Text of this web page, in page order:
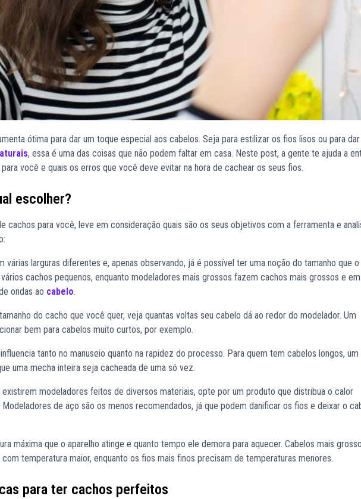
ótima para dar um toque especial aos cabelos. Seja para estilizar os fios lisos ou para
, essa é uma das coisas que não podem faltar em casa. Neste post, a gente te ajuda a
você e quais os erros que você deve evitar na hora de cachear os seus fios.
escolher?
cachos para você, leve em consideração quais são os seus objetivos com a ferramenta e
várias larguras diferentes e, apenas observando, já é possível ter uma noção do tamanho que o
cachos pequenos, enquanto modeladores mais grossos fazem cachos mais grossos e em
ondas ao cabelo.
do cacho que você quer, veja quantas voltas seu cabelo dá ao redor do modelador. Um
bem para cabelos muito curtos, por exemplo.
tanto no manuseio quanto na rapidez do processo. Para quem tem cabelos longos, um
uma mecha inteira seja cacheada de uma só vez.
modeladores feitos de diversos materiais, opte por um produto que distribua o calor
Modeladores de aço são os menos recomendados, já que podem danificar os fios e deixar o
máxima que o aparelho atinge e quanto tempo ele demora para aquecer. Cabelos mais
temperatura maior, enquanto os fios mais finos precisam de temperaturas menores.
para ter cachos perfeitos